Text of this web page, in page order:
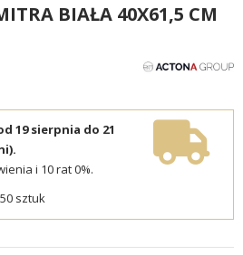
BIAŁA 40X61,5 CM
19 sierpnia do 21
i 10 rat 0%.
sztuk